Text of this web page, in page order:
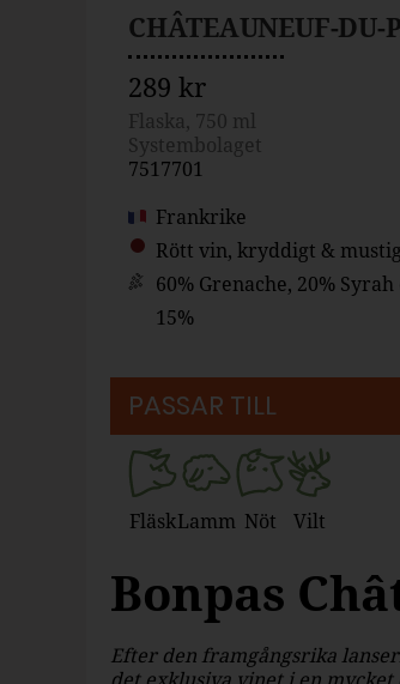
CHÂTEAUNEUF-DU-
289 kr
Flaska, 750 ml
Systembolaget
7517701
Frankrike
Rött vin, kryddigt &
60% Grenache, 20% Syrah
15%
PASSAR TILL
FläskLamm Nöt Vilt
Bonpas
Efter den framgångsrika